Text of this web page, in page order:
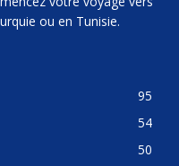
ou en Tunisie.
95
54
50